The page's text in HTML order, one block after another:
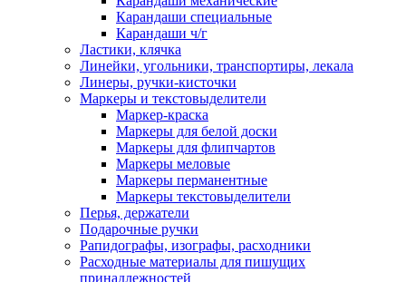
Карандаши специальные
Карандаши ч/г
Ластики, клячка
Линейки, угольники, транспортиры, лекала
Линеры, ручки-кисточки
Маркеры и текстовыделители
Маркер-краска
Маркеры для белой доски
Маркеры для флипчартов
Маркеры меловые
Маркеры перманентные
Маркеры текстовыделители
Перья, держатели
Подарочные ручки
Рапидографы, изографы, расходники
Расходные материалы для пишущих
принадлежностей